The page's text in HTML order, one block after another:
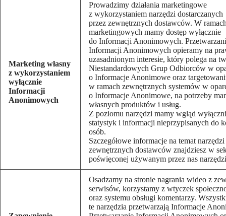
Marketing własny
z wykorzystaniem
wyłącznie
Informacji
Anonimowych
Prowadzimy działania marketingowe
z wykorzystaniem narzędzi dostarczanych
przez zewnętrznych dostawców. W
marketingowych mamy dostęp wyłącznie
do Informacji Anonimowych.
Informacji Anonimowych opieramy na
uzasadnionym interesie, który polega na
Niestandardowych Grup Odbiorców w
o Informacje Anonimowe oraz
w ramach zewnętrznych systemów w
o Informacje Anonimowe, na potrzeby
własnych produktów i usług.
Z poziomu narzędzi mamy wgląd
statystyk i informacji nieprzypisanych do
osób.
Szczegółowe informacje na temat narzędzi
zewnętrznych dostawców znajdziesz w
poświęconej używanym przez nas
Osadzamy na stronie nagrania wideo z
serwisów, korzystamy z wtyczek
oraz systemu obsługi komentarzy.
te narzędzia przetwarzają Informacje